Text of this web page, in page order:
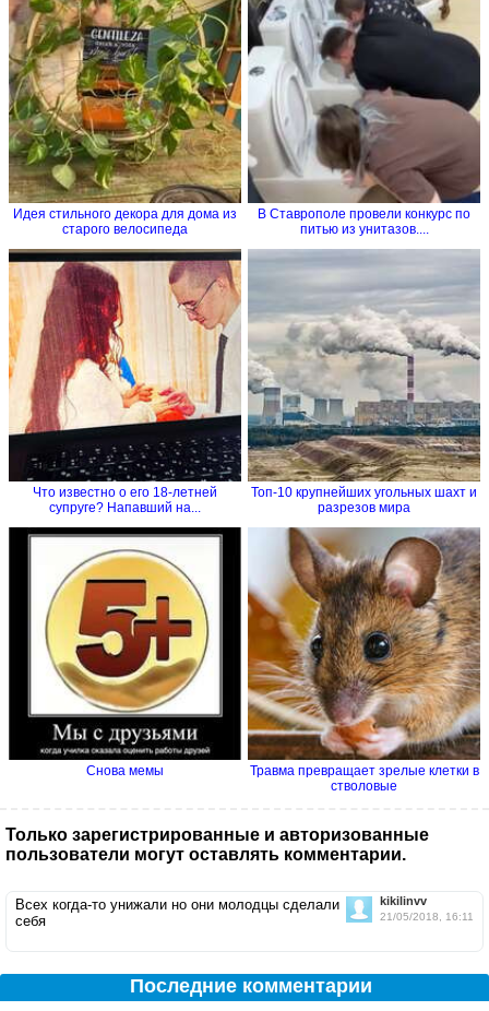
Идея стильного декора для дома из
старого велосипеда
В Ставрополе провели конкурс по
питью из унитазов....
Что известно о его 18-летней
супруге? Напавший на...
Топ-10 крупнейших угольных шахт и
разрезов мира
Снова мемы
Травма превращает зрелые клетки в
стволовые
Только зарегистрированные и авторизованные
пользователи могут оставлять комментарии.
kikilinvv
21/05/2018, 16:11
Всех когда-то унижали но они молодцы сделали
себя
Последние комментарии